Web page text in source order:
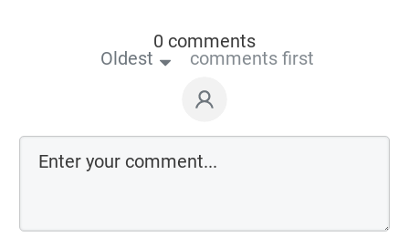
0 comments
Oldest comments first